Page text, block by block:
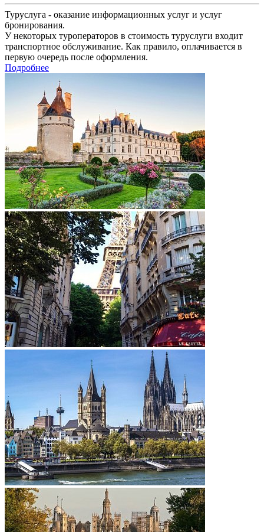
Туруслуга - оказание информационных услуг и услуг
бронирования.
У некоторых туроператоров в стоимость туруслуги входит
транспортное обслуживание. Как правило, оплачивается в
первую очередь после оформления.
Подробнее